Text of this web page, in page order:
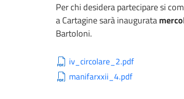
Per chi desidera partecipare si
a Cartagine sarà inaugurata
Bartoloni.
iv_circolare_2.pdf
manifarxxii_4.pdf